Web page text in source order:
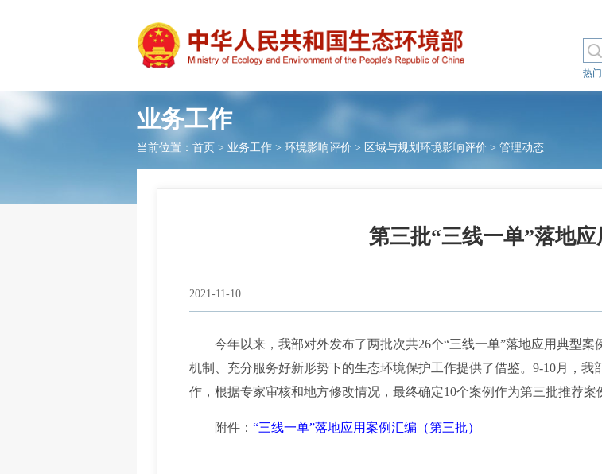
热
业务工作
当前位置： 首页 > 业务工作 > 环境影响评价 > 区域与规划环境影响评价 > 管理动态
第三批“三线一单”落地
2021-11-10
今年以来，我部对外发布了两批次共26个“三线一单”落地应用典型案
机制、充分服务好新形势下的生态环境保护工作提供了借鉴。9-10月，
作，根据专家审核和地方修改情况，最终确定10个案例作为第三批推荐案
附件： “三线一单”落地应用案例汇编（第三批）